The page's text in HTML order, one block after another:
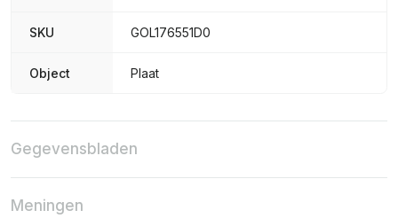
SKU GOL176551D0
Object Plaat
Gegevensbladen
Meningen